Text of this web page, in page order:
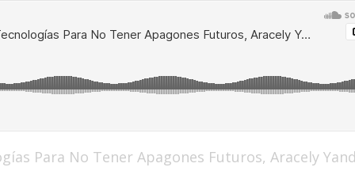
Para No Tener Apagones Futuros, Aracely